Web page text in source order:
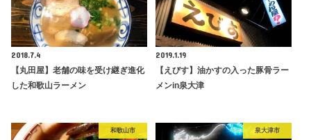
2018.7.4
【丸田屋】老舗の味を受け継ぎ進化
した和歌山ラーメン
2019.1.19
【えびす】油かすの入った豚骨ラー
メンin泉大津
和歌山市 泉大津市